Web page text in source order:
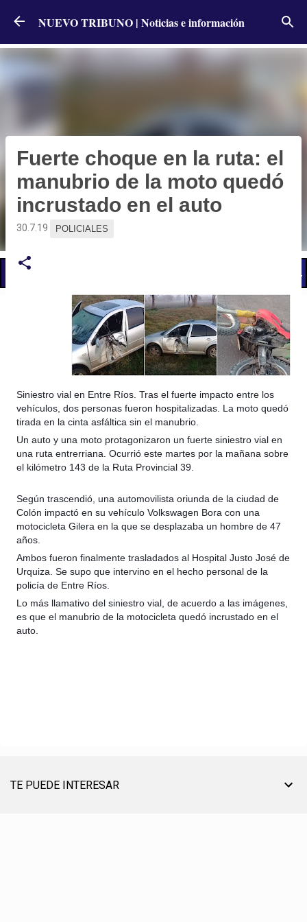
Ir al contenido principal
NUEVO TRIBUNO | Noticias e información
📢 LO ÚLTIMO
Fuerte choque en la ruta: el
manubrio de la moto quedó
incrustado en el auto
30.7.19 POLICIALES
Siniestro vial en Entre Ríos. Tras el fuerte impacto entre los
vehículos, dos personas fueron hospitalizadas. La moto quedó
tirada en la cinta asfáltica sin el manubrio.
Un auto y una moto protagonizaron un fuerte siniestro vial en
una ruta entrerriana. Ocurrió este martes por la mañana sobre
el kilómetro 143 de la Ruta Provincial 39.
Según trascendió, una automovilista oriunda de la ciudad de
Colón impactó en su vehículo Volkswagen Bora con una
motocicleta Gilera en la que se desplazaba un hombre de 47
años.
Ambos fueron finalmente trasladados al Hospital Justo José de
Urquiza. Se supo que intervino en el hecho personal de la
policía de Entre Ríos.
Lo más llamativo del siniestro vial, de acuerdo a las imágenes,
es que el manubrio de la motocicleta quedó incrustado en el
auto.
TE PUEDE INTERESAR